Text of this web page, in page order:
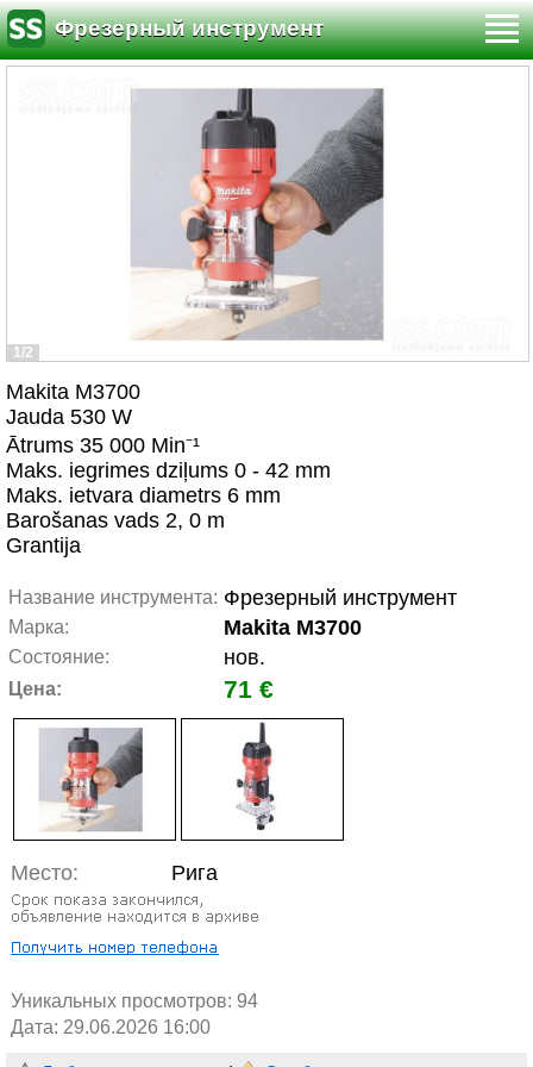
Фрезерный инструмент
1/2
Makita M3700
Jauda 530 W
Ātrums 35 000 Min⁻¹
Maks. iegrimes dziļums 0 - 42 mm
Maks. ietvara diametrs 6 mm
Barošanas vads 2, 0 m
Grantija
Название инструмента: Фрезерный инструмент
Марка: Makita M3700
Состояние: нов.
Цена: 71 €
Место: Рига
Уникальных просмотров: 94
Дата: 29.06.2026 16:00